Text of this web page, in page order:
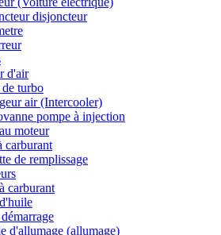
disjoncteur
d'air
turbo
air (Intercooler)
pompe à injection
moteur
carburant
de remplissage
carburant
d'allumage (allumage)